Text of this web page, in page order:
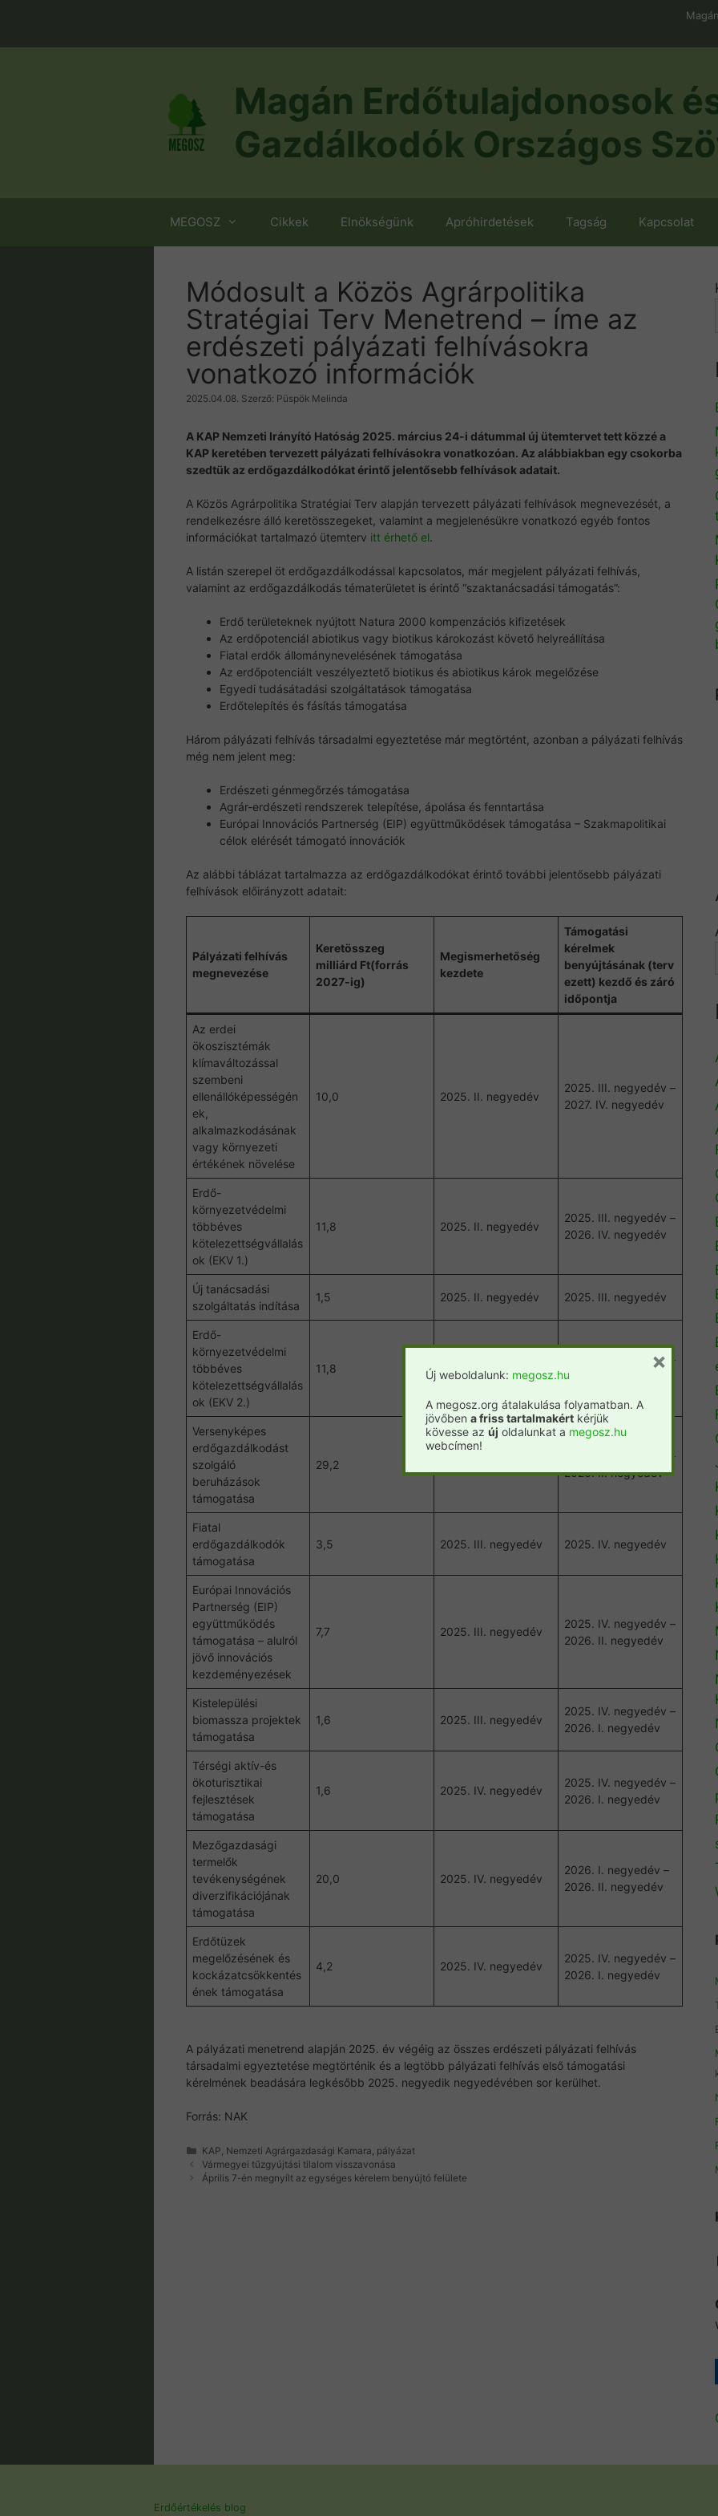
Magán Erdőtulajdonosok
Gazdálkodók Országos
MEGOSZ Cikkek Elnökségünk Apróhirdetések Tagság Kapcsolat
Módosult a Közös Agrárpolitika
Stratégiai Terv Menetrend – íme az
erdészeti pályázati felhívásokra
vonatkozó információk
2025.04.08. Szerző: Püspök Melinda
A KAP Nemzeti Irányító Hatóság 2025. március 24-i dátummal új ütemtervet tett közzé a
KAP keretében tervezett pályázati felhívásokra vonatkozóan. Az alábbiakban egy csokorba
szedtük az erdőgazdálkodókat érintő jelentősebb felhívások adatait.
A Közös Agrárpolitika Stratégiai Terv alapján tervezett pályázati felhívások megnevezését, a
rendelkezésre álló keretösszegeket, valamint a megjelenésükre vonatkozó egyéb fontos
információkat tartalmazó ütemterv itt érhető el.
A listán szerepel öt erdőgazdálkodással kapcsolatos, már megjelent pályázati felhívás,
valamint az erdőgazdálkodás tématerületet is érintő “szaktanácsadási támogatás”:
Erdő területeknek nyújtott Natura 2000 kompenzációs kifizetések
Az erdőpotenciál abiotikus vagy biotikus károkozást követő helyreállítása
Fiatal erdők állománynevelésének támogatása
Az erdőpotenciált veszélyeztető biotikus és abiotikus károk megelőzése
Egyedi tudásátadási szolgáltatások támogatása
Erdőtelepítés és fásítás támogatása
Három pályázati felhívás társadalmi egyeztetése már megtörtént, azonban a pályázati felhívás
még nem jelent meg:
Erdészeti génmegőrzés támogatása
Agrár-erdészeti rendszerek telepítése, ápolása és fenntartása
Európai Innovációs Partnerség (EIP) együttműködések támogatása – Szakmapolitikai
célok elérését támogató innovációk
Az alábbi táblázat tartalmazza az erdőgazdálkodókat érintő további jelentősebb pályázati
felhívások előirányzott adatait:
Pályázati felhívás
megnevezése
Keretösszeg
milliárd Ft(forrás
2027-ig)
Megismerhetőség
kezdete
Támogatási
kérelmek
benyújtásának (terv
ezett) kezdő és záró
időpontja
Az erdei
ökoszisztémák
klímaváltozással
szembeni
ellenállóképességén
ek,
alkalmazkodásának
vagy környezeti
értékének növelése
10,0 2025. II. negyedév
2025. III. negyedév –
2027. IV. negyedév
Erdő-
környezetvédelmi
többéves
kötelezettségvállalás
ok (EKV 1.)
11,8 2025. II. negyedév
2025. III. negyedév –
2026. IV. negyedév
Új tanácsadási
szolgáltatás indítása
1,5 2025. II. negyedév 2025. III. negyedév
Erdő-
környezetvédelmi
többéves
kötelezettségvállalás
ok (EKV 2.)
11,8 2025. II. negyedév
2025. III. negyedév –
2027. IV. negyedév
Versenyképes
erdőgazdálkodást
szolgáló
beruházások
támogatása
29,2
2025. IV. negyedév –
2026. II. negyedév
Fiatal
erdőgazdálkodók
támogatása
3,5 2025. III. negyedév 2025. IV. negyedév
Európai Innovációs
Partnerség (EIP)
együttműködés
támogatása – alulról
jövő innovációs
kezdeményezések
7,7 2025. III. negyedév
2025. IV. negyedév –
2026. II. negyedév
Kistelepülési
biomassza projektek
támogatása
1,6 2025. III. negyedév
2025. IV. negyedév –
2026. I. negyedév
Térségi aktív-és
ökoturisztikai
fejlesztések
támogatása
1,6 2025. IV. negyedév
2025. IV. negyedév –
2026. I. negyedév
Mezőgazdasági
termelők
tevékenységének
diverzifikációjának
támogatása
20,0 2025. IV. negyedév
2026. I. negyedév –
2026. II. negyedév
Erdőtüzek
megelőzésének és
kockázatcsökkentés
ének támogatása
4,2 2025. IV. negyedév
2025. IV. negyedév –
2026. I. negyedév
A pályázati menetrend alapján 2025. év végéig az összes erdészeti pályázati felhívás
társadalmi egyeztetése megtörténik és a legtöbb pályázati felhívás első támogatási
kérelmének beadására legkésőbb 2025. negyedik negyedévében sor kerülhet.
Forrás: NAK
Kategória
KAP, Nemzeti Agrárgazdasági Kamara, pályázat
Vármegyei tűzgyújtási tilalom visszavonása
Április 7-én megnyílt az egységes kérelem benyújtó felülete
Erdőértékelés blog
Új weboldalunk: megosz.hu
A megosz.org átalakulása folyamatban. A
jövőben a friss tartalmakért kérjük
kövesse az új oldalunkat a megosz.hu
webcímen!
×